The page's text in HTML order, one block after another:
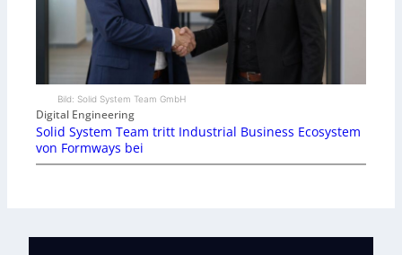
Bild: Solid System Team GmbH
Digital Engineering
Solid System Team tritt Industrial Business Ecosystem
von Formways bei